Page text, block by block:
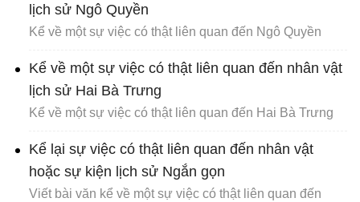
lịch sử Ngô Quyền
Kể về một sự việc có thật liên quan đến Ngô Quyền
Kể về một sự việc có thật liên quan đến nhân vật
lịch sử Hai Bà Trưng
Kể về một sự việc có thật liên quan đến Hai Bà Trưng
Kể lại sự việc có thật liên quan đến nhân vật
hoặc sự kiện lịch sử Ngắn gọn
Viết bài văn kể về một sự việc có thật liên quan đến